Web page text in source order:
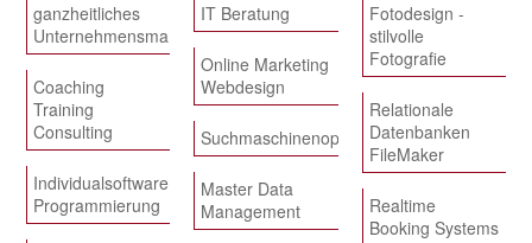
ganzheitliches
Unternehmensmanagement
Coaching
Training
Consulting
Individualsoftware
Programmierung
IT Beratung
Online Marketing
Webdesign
Suchmaschinenoptimierung
Master Data
Management
Fotodesign -
stilvolle
Fotografie
Relationale
Datenbanken
FileMaker
Realtime
Booking Systems